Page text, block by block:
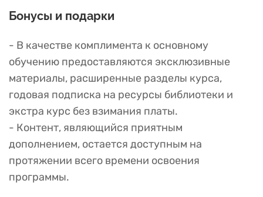
Бонусы и подарки
- В качестве комплимента к основному
обучению предоставляются эксклюзивные
материалы, расширенные разделы курса,
годовая подписка на ресурсы библиотеки и
экстра курс без взимания платы.
- Контент, являющийся приятным
дополнением, остается доступным на
протяжении всего времени освоения
программы.